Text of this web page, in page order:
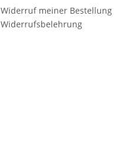
Widerruf meiner Bestellung
Widerrufsbelehrung